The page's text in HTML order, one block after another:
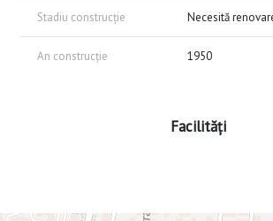
Stadiu construcție Necesită
An construcție 1950
Facilități